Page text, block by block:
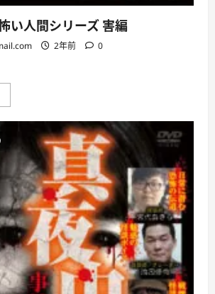
い人間シリーズ 害編
2年前 0
怖
い
リ